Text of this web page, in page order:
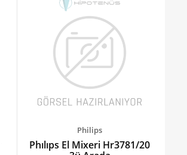
Philips
Phılıps El Mixeri Hr3781/20